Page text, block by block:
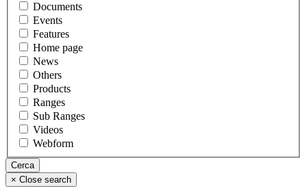
Documents
Events
Features
Home page
News
Others
Products
Ranges
Sub Ranges
Videos
Webform
× Close search